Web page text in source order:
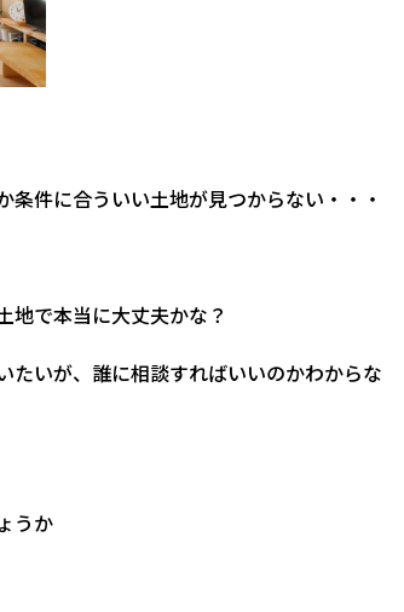
件に合ういい土地が見つからない・・・
地で本当に大丈夫かな？
たいが、誰に相談すればいいのかわからな
うか